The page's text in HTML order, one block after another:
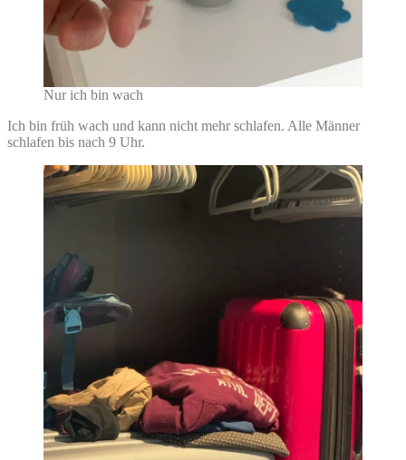
Nur ich bin wach
Ich bin früh wach und kann nicht mehr schlafen. Alle Männer
schlafen bis nach 9 Uhr.